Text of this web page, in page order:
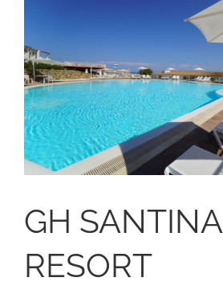
GH SANTINA
RESORT